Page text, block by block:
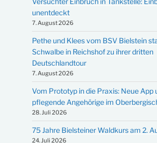
unentdeckt
7. August 2026
Pethe und Klees vom BSV Bielstein
Schwalbe in Reichshof zu ihrer dritten
Deutschlandtour
7. August 2026
Vom Prototyp in die Praxis: Neue App
pflegende Angehörige im
28. Juli 2026
75 Jahre Bielsteiner Waldkurs am 2.
24. Juli 2026